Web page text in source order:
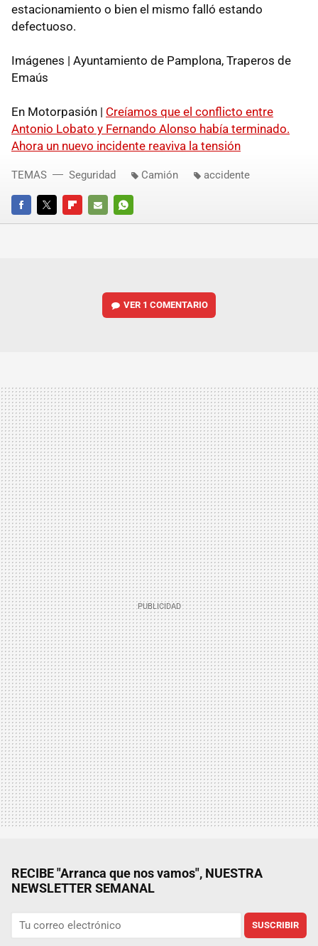
estacionamiento o bien el mismo falló estando
defectuoso.
Imágenes | Ayuntamiento de Pamplona, Traperos de
Emaús
En Motorpasión | Creíamos que el conflicto entre
Antonio Lobato y Fernando Alonso había terminado.
Ahora un nuevo incidente reaviva la tensión
FACEBOOKTWITTERFLIPBOARD
E-
WHATSAPP
TEMAS Seguridad Camión accidente
VER 1 COMENTARIO
RECIBE "Arranca que nos vamos", NUESTRA
NEWSLETTER SEMANAL
SUSCRIBIR